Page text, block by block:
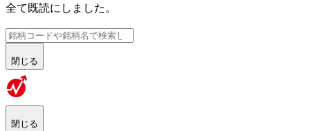
全て既読にしました。
閉じる
閉じる